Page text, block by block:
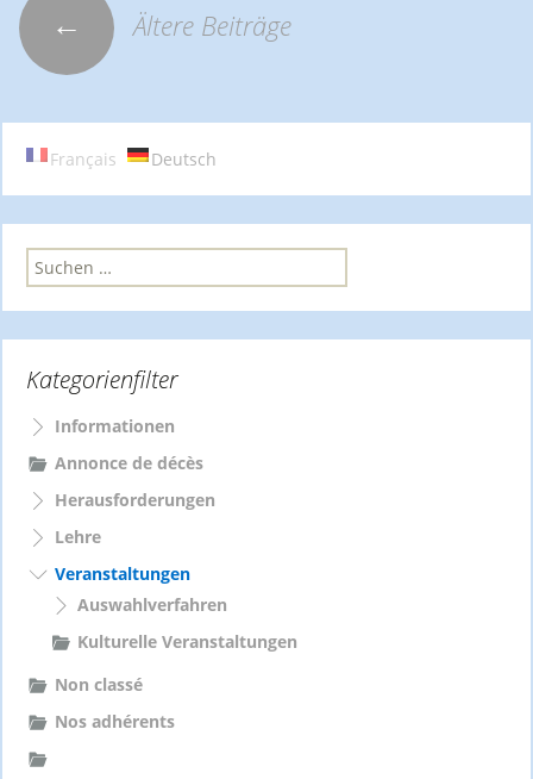
Beitrags-
Navigation
← Ältere Beiträge
Français Deutsch
S
u
c
h
n
a
c
Kategorienfilter
Informationen
Annonce de décès
Herausforderungen
Lehre
Veranstaltungen
Auswahlverfahren
Kulturelle Veranstaltungen
Non classé
Nos adhérents